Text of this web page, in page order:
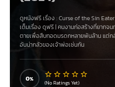
ดูหนังฟรี เรื่อง :Curse of the Sin
เต็มเรื่อง ดูฟรี | คนงานก่อสร้างที่ยากจ
ตายเพื่อสืบทอดมรดกหลายพันล้าน แต่ก
อันน่ากลัวของเจ้าพ่อเช่นกัน
0 (No Ratings Yet)